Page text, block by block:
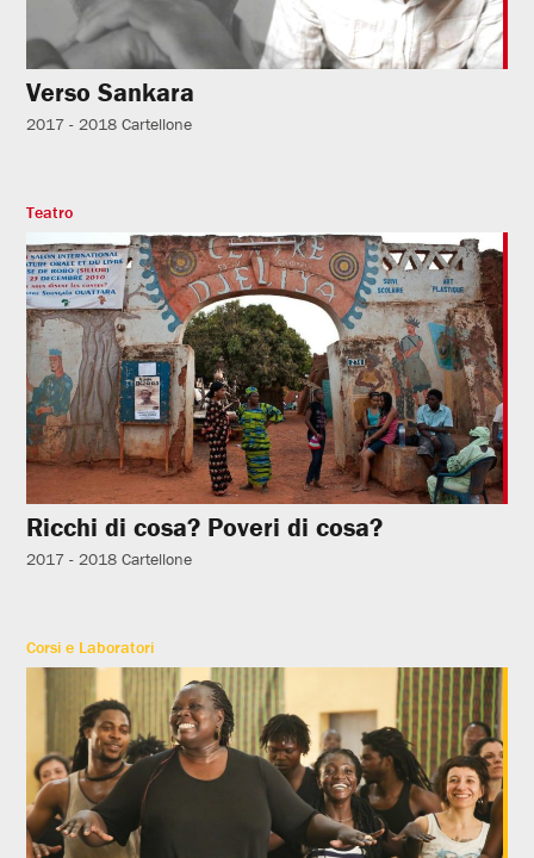
Verso Sankara
2017 - 2018 Cartellone
Teatro
Ricchi di cosa? Poveri di cosa?
2017 - 2018 Cartellone
Corsi e Laboratori